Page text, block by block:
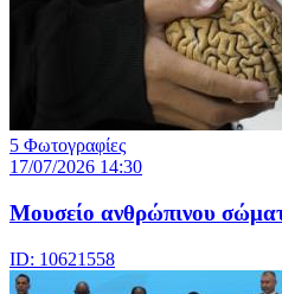
5 Φωτογραφίες
17/07/2026 14:30
Μουσείο ανθρώπινου
ID: 10621558